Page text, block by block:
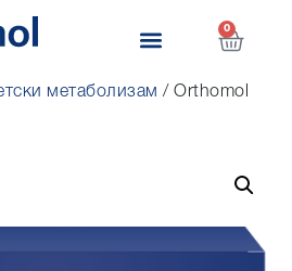
0
метаболизам / Orthomol